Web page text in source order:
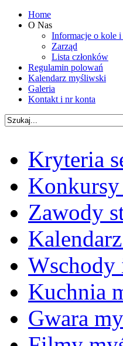
Home
O Nas
Informacje o kole i
Zarząd
Lista członków
Regulamin polowań
Kalendarz myśliwski
Galeria
Kontakt i nr konta
Kryteria
Zawody
Wschody
Kuchnia
Gwara